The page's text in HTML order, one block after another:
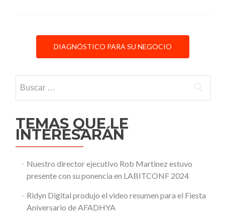
DIAGNÓSTICO PARA SU NEGOCIO
TEMAS QUE LE
INTERESARÁN
Nuestro director ejecutivo Rob Martinez estuvo
presente con su ponencia en LABITCONF 2024
Ridyn Digital produjo el video resumen para el Fiesta
Aniversario de AFADHYA